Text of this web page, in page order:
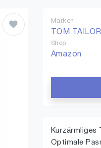
Marken
TOM
Shop
Amazon
Kurzärmliges
Optimale